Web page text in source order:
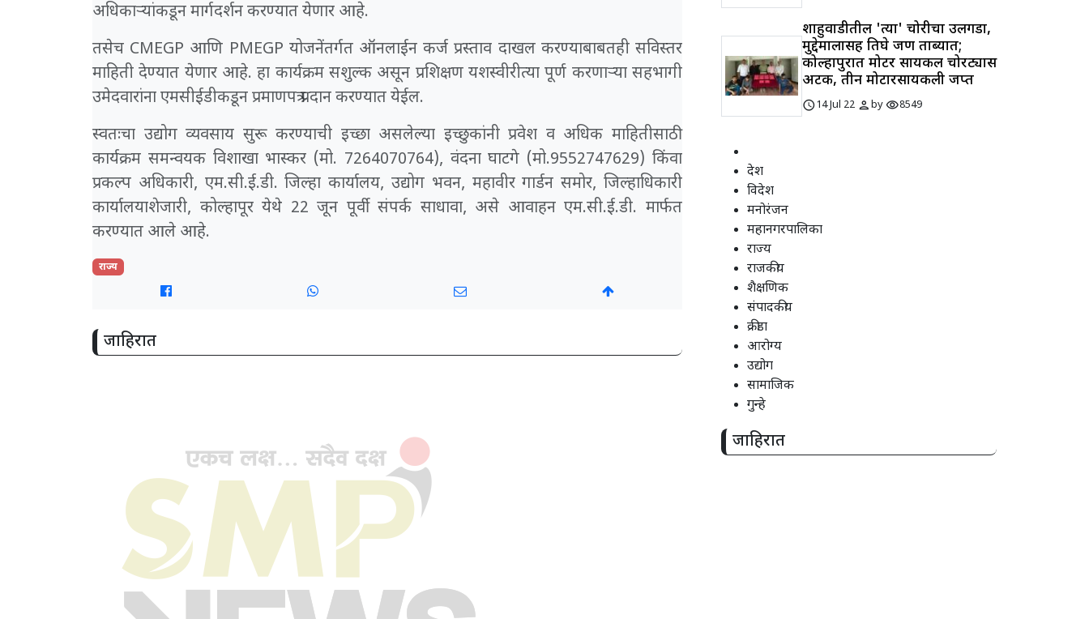
अधिकाऱ्यांकडून मार्गदर्शन करण्यात येणार आहे.
तसेच CMEGP आणि PMEGP योजनेंतर्गत ऑनलाईन कर्ज प्रस्ताव दाखल करण्याबाबतही सविस्तर
माहिती देण्यात येणार आहे. हा कार्यक्रम सशुल्क असून प्रशिक्षण यशस्वीरीत्या पूर्ण करणाऱ्या सहभागी
उमेदवारांना एमसीईडीकडून प्रमाणपत्र प्रदान करण्यात येईल.
स्वतःचा उद्योग व्यवसाय सुरू करण्याची इच्छा असलेल्या इच्छुकांनी प्रवेश व अधिक माहितीसाठी
कार्यक्रम समन्वयक विशाखा भास्कर (मो. 7264070764), वंदना घाटगे (मो.9552747629) किंवा
प्रकल्प अधिकारी, एम.सी.ई.डी. जिल्हा कार्यालय, उद्योग भवन, महावीर गार्डन समोर, जिल्हाधिकारी
कार्यालयाशेजारी, कोल्हापूर येथे 22 जून पूर्वी संपर्क साधावा, असे आवाहन एम.सी.ई.डी. मार्फत
करण्यात आले आहे.
राज्य
जाहिरात
शाहुवाडीतील 'त्या' चोरीचा उलगडा,
मुद्देमालासह तिघे जण ताब्यात;
कोल्हापुरात मोटर सायकल चोरट्यास
अटक, तीन मोटारसायकली जप्त
schedule14 Jul 22 personbyvisibility8549
देश
विदेश
मनोरंजन
महानगरपालिका
राज्य
राजकीय
शैक्षणिक
संपादकीय
क्रीडा
आरोग्य
उद्योग
सामाजिक
गुन्हे
जाहिरात